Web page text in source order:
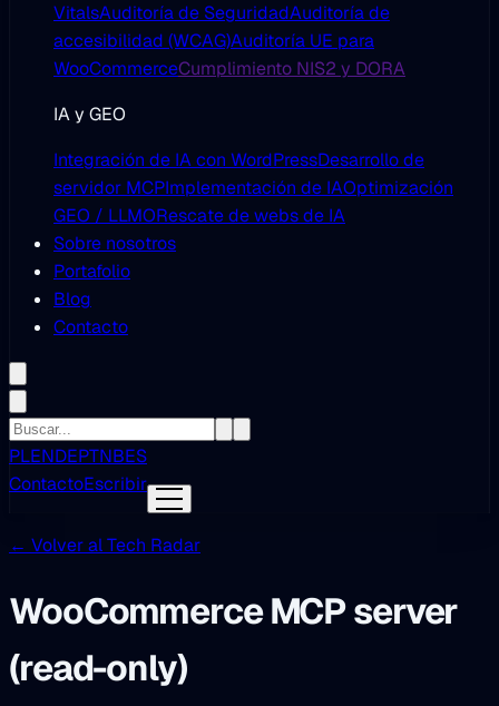
VitalsAuditoría de SeguridadAuditoría de
accesibilidad (WCAG)Auditoría UE para
WooCommerceCumplimiento NIS2 y DORA
IA y GEO
Integración de IA con WordPressDesarrollo de
servidor MCPImplementación de IAOptimización
GEO / LLMORescate de webs de IA
Sobre nosotros
Portafolio
Blog
Contacto
PLENDEPTNBES
ContactoEscribir
← Volver al Tech Radar
WooCommerce MCP server
(read-only)